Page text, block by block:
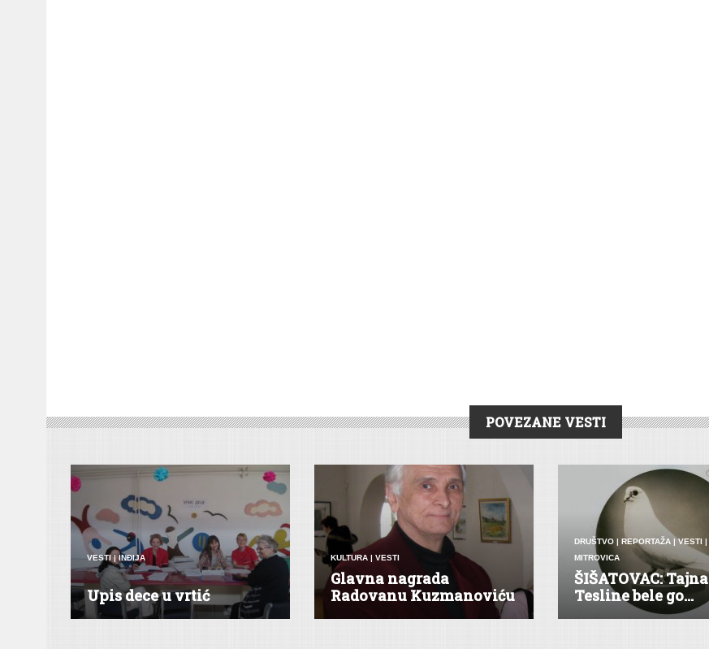
POVEZANE VESTI
VESTI|INĐIJA
Upis dece u vrtić
KULTURA | VESTI
Glavna nagrada
Radovanu Kuzmanoviću
DRUŠTVO | REPORTAŽA |VESTI |
MITROVICA
ŠIŠATOVAC: Tajna
Tesline bele go...